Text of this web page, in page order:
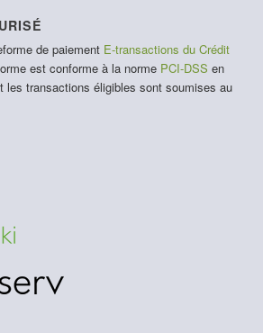
de paiement E-transactions du Crédit
est conforme à la norme PCI-DSS en
les transactions éligibles sont soumises au